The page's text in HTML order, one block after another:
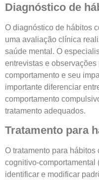
Diagnóstico de
O diagnóstico de hábitos
uma avaliação clínica
saúde mental. O
entrevistas e
comportamento e seu
importante diferenciar
comportamento
tratamento adequados.
Tratamento para
O tratamento para
cognitivo-comportamental
identificar e modificar